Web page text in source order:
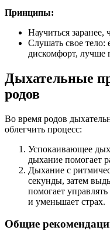
Принципы:
Научиться
Слушать свое тело:
дискомфорт, лучше
Дыхательные
родов
Во время родов
облегчить процесс:
Успокаивающее
дыхание помогает
Дыхание с
секунды, затем
помогает
и уменьшает страх.
Общие